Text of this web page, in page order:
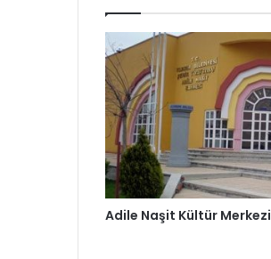
Adile Naşit Kültür Merkezi